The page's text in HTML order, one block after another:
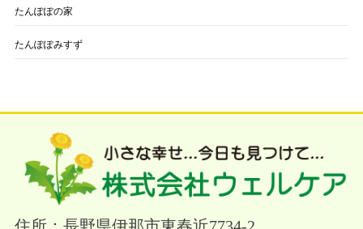
たんぽぽの家
たんぽぽみすず